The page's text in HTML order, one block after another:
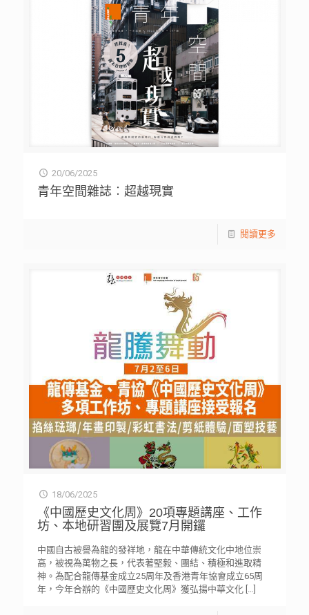
20/06/2025
青年空間雜誌︰超越現實
閱讀更多
18/06/2025
《中國歷史文化周》20項專題講座、工作
坊、本地研習團及展覽7月開鑼
中國自古被譽為龍的發祥地，龍在中華傳統文化中地位崇
高，被視為萬物之長，代表著堅毅、團結、積極和進取精
神。為配合龍傳基金成立25周年及香港青年協會成立65周
年，今年合辦的《中國歷史文化周》獲弘揚中華文化[…]